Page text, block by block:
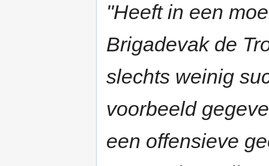
"Heeft in een
Brigadevak de
slechts weinig
voorbeeld
een offensieve